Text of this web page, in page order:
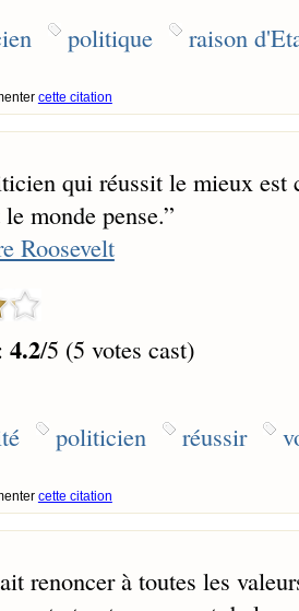
politique raison
cette citation
qui réussit le mieux
monde pense.”
Roosevelt
4.2/5 (5 votes cast)
politicien réussir
cette citation
renoncer à toutes les